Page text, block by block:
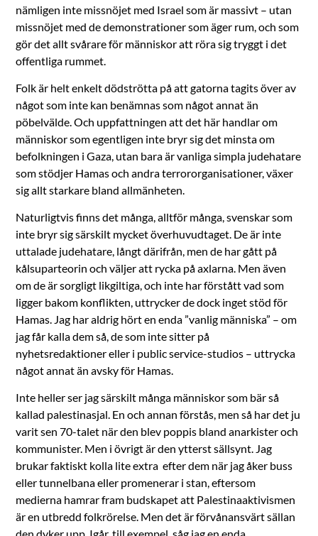
nämligen inte missnöjet med Israel som är massivt – utan
missnöjet med de demonstrationer som äger rum, och som
gör det allt svårare för människor att röra sig tryggt i det
offentliga rummet.
Folk är helt enkelt dödströtta på att gatorna tagits över av
något som inte kan benämnas som något annat än
pöbelvälde. Och uppfattningen att det här handlar om
människor som egentligen inte bryr sig det minsta om
befolkningen i Gaza, utan bara är vanliga simpla judehatare
som stödjer Hamas och andra terrororganisationer, växer
sig allt starkare bland allmänheten.
Naturligtvis finns det många, alltför många, svenskar som
inte bryr sig särskilt mycket överhuvudtaget. De är inte
uttalade judehatare, långt därifrån, men de har gått på
kålsuparteorin och väljer att rycka på axlarna. Men även
om de är sorgligt likgiltiga, och inte har förstått vad som
ligger bakom konflikten, uttrycker de dock inget stöd för
Hamas. Jag har aldrig hört en enda ”vanlig människa” – om
jag får kalla dem så, de som inte sitter på
nyhetsredaktioner eller i public service-studios – uttrycka
något annat än avsky för Hamas.
Inte heller ser jag särskilt många människor som bär så
kallad palestinasjal. En och annan förstås, men så har det ju
varit sen 70-talet när den blev poppis bland anarkister och
kommunister. Men i övrigt är den ytterst sällsynt. Jag
brukar faktiskt kolla lite extra efter dem när jag åker buss
eller tunnelbana eller promenerar i stan, eftersom
medierna hamrar fram budskapet att Palestinaaktivismen
är en utbredd folkrörelse. Men det är förvånansvärt sällan
den dyker upp. Igår, till exempel, såg jag en enda